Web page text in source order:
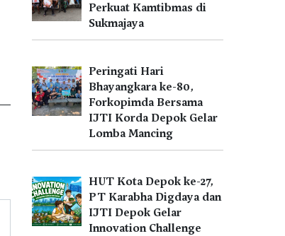
Perkuat Kamtibmas di
Sukmajaya
Peringati Hari
Bhayangkara ke-80,
Forkopimda Bersama
IJTI Korda Depok Gelar
Lomba Mancing
HUT Kota Depok ke-27,
PT Karabha Digdaya dan
IJTI Depok Gelar
Innovation Challenge